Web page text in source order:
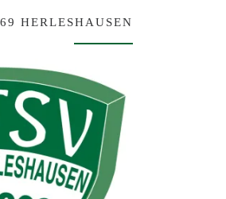
HERLESHAUSEN